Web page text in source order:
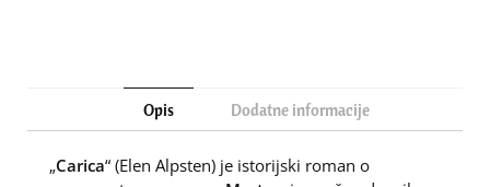
Opis Dodatne informacije
„Carica“ (Elen Alpsten) je istorijski roman o